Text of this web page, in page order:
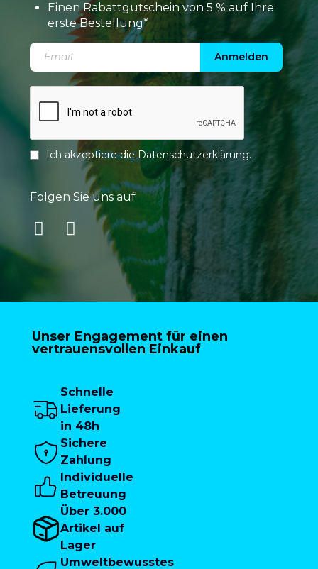
Einen Rabattgutschein von 5 % auf Ihre
erste Bestellung*
Anmelden
Ich akzeptiere dieDatenschutzerklärung.
Folgen Sie uns auf
Unser Engagement für einen
vertrauensvollen Einkauf
Schnelle
Lieferung
in 48h
Sichere
Zahlung
Individuelle
Betreuung
Über 3.000
Artikel auf
Lager
Umweltbewusstes